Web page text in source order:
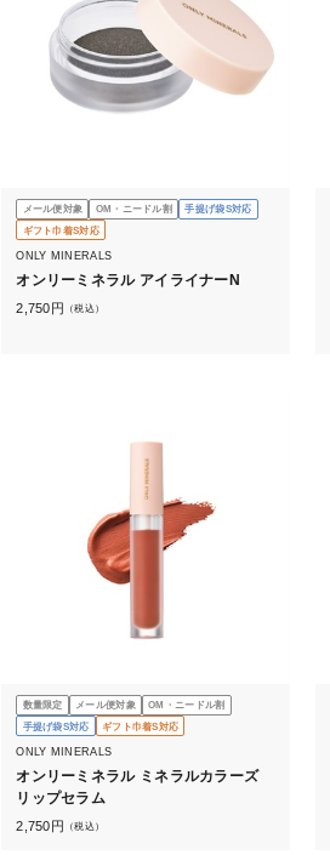
メール便対象 OM・ニードル割
手提げ袋S対応
ギフト巾着S対応
ONLY MINERALS
オンリーミネラル アイライナーN
2,750円 （税込）
数量限定 メール便対象
OM・ニードル割
手提げ袋S対応
ギフト巾着S対応
ONLY MINERALS
オンリーミネラル ミネラルカラーズ
リップセラム
2,750円 （税込）